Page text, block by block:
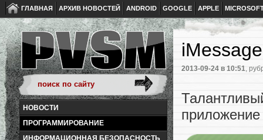
ГЛАВНАЯ АРХИВ НОВОСТЕЙ ANDROID GOOGLE APPLE
НОВОСТИ
ПРОГРАММИРОВАНИЕ
ИНФОРМАЦИОННАЯ БЕЗОПАСНОСТЬ
2013-09-24 в 10:51,